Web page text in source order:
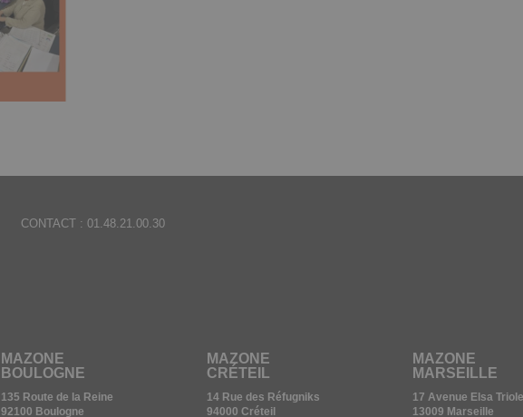
CONTACT : 01.48.21.00.30
MAZONE
BOULOGNE
135 Route de la Reine
92100 Boulogne
MAZONE
CRÉTEIL
14 Rue des Réfugniks
94000 Créteil
MAZONE
MARSEILLE
17 Avenue Elsa
13009 Marseille